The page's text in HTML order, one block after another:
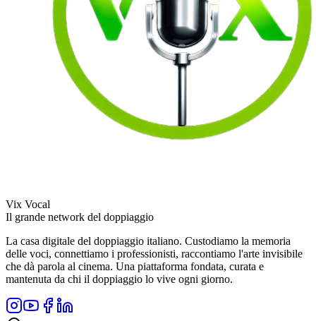
Vix Vocal
Il grande network del doppiaggio
La casa digitale del doppiaggio italiano. Custodiamo la memoria
delle voci, connettiamo i professionisti, raccontiamo l'arte invisibile
che dà parola al cinema. Una piattaforma fondata, curata e
mantenuta da chi il doppiaggio lo vive ogni giorno.